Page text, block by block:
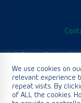
We use cookies on
relevant experience
repeat visits. By
of ALL the cookies.